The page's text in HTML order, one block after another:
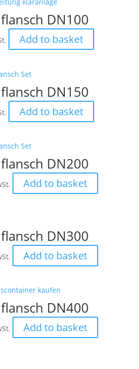
DN100
Add to basket
DN150
Add to basket
DN200
Add to basket
DN300
Add to basket
DN400
Add to basket